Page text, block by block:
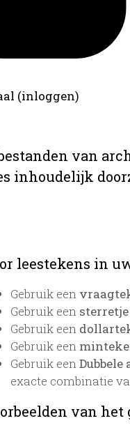
(inloggen)
van
inhoudelijk
leestekens in
Gebruik een
Gebruik een
Gebruik een
Gebruik een
Gebruik een
exacte combinatie
van